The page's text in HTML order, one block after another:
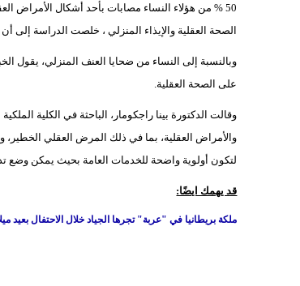
الصحة العقلية والإيذاء المنزلي ، خلصت الدراسة إلى
وبالنسبة إلى النساء من ضحايا العنف المنزلي، يقول
على الصحة العقلية.
وقالت الدكتورة بينا راجكومار، الباحثة في الكلية
والأمراض العقلية، بما في ذلك المرض العقلي الخطير،
لتكون أولوية واضحة للخدمات العامة بحيث يمكن وضع
قد يهمك ايضًا:
ملكة بريطانيا في "عربة" تجرها الجياد خلال الاحتفال بعيد